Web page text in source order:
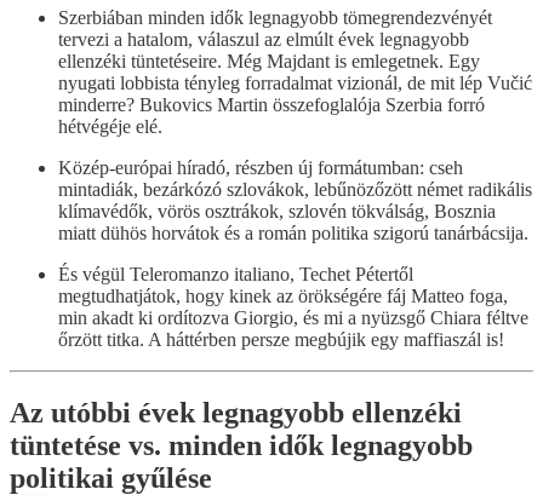
Szerbiában minden idők legnagyobb tömegrendezvényét
tervezi a hatalom, válaszul az elmúlt évek legnagyobb
ellenzéki tüntetéseire. Még Majdant is emlegetnek. Egy
nyugati lobbista tényleg forradalmat vizionál, de mit lép Vučić
minderre? Bukovics Martin összefoglalója Szerbia forró
hétvégéje elé.
Közép-európai híradó, részben új formátumban: cseh
mintadiák, bezárkózó szlovákok, lebűnözőzött német radikális
klímavédők, vörös osztrákok, szlovén tökválság, Bosznia
miatt dühös horvátok és a román politika szigorú tanárbácsija.
És végül Teleromanzo italiano, Techet Pétertől
megtudhatjátok, hogy kinek az örökségére fáj Matteo foga,
min akadt ki ordítozva Giorgio, és mi a nyüzsgő Chiara féltve
őrzött titka. A háttérben persze megbújik egy maffiaszál is!
Az utóbbi évek legnagyobb ellenzéki
tüntetése vs. minden idők legnagyobb
politikai gyűlése